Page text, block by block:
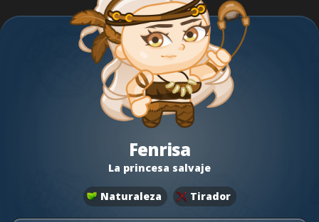
Fenrisa
La princesa salvaje
Naturaleza Tirador